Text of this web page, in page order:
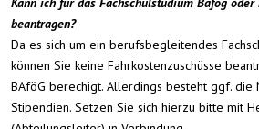
beantragen?
Da es sich um ein berufsbegleitendes
können Sie keine Fahrkostenzuschüsse
BAföG berechigt. Allerdings besteht ggf. die
Stipendien. Setzen Sie sich hierzu bitte mit